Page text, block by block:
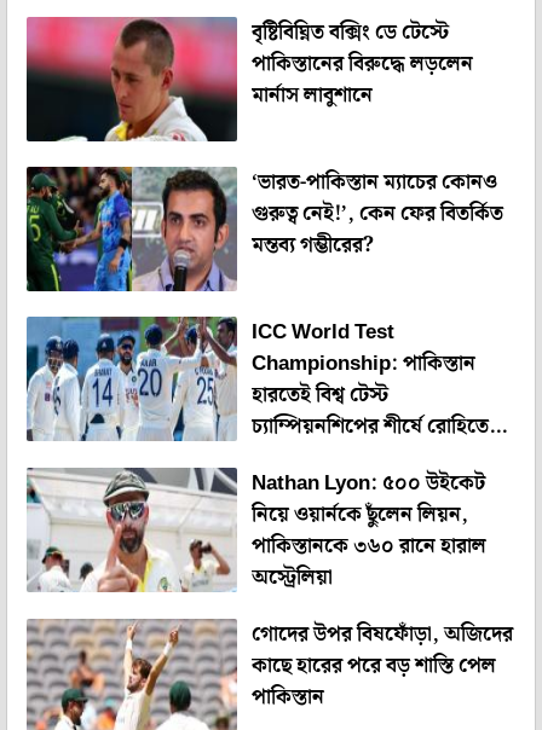
বৃষ্টিবিঘ্নিত বক্সিং ডে টেস্টে
পাকিস্তানের বিরুদ্ধে লড়লেন
মার্নাস লাবুশানে
‘ভারত-পাকিস্তান ম্যাচের কোনও
গুরুত্ব নেই!’, কেন ফের বিতর্কিত
মন্তব্য গম্ভীরের?
ICC World Test
Championship: পাকিস্তান
হারতেই বিশ্ব টেস্ট
চ্যাম্পিয়নশিপের শীর্ষে রোহিতের
Nathan Lyon: ৫০০ উইকেট
নিয়ে ওয়ার্নকে ছুঁলেন লিয়ন,
পাকিস্তানকে ৩৬০ রানে হারাল
অস্ট্রেলিয়া
গোদের উপর বিষফোঁড়া, অজিদের
কাছে হারের পরে বড় শাস্তি পেল
পাকিস্তান